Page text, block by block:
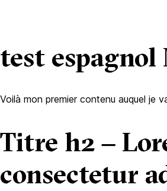
test
Voilà mon premier contenu auquel je
Titre h2 –
consectetur